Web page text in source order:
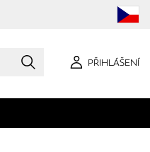
PŘIHLÁŠENÍ